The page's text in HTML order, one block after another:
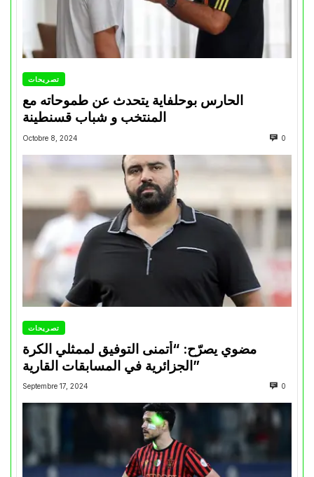
تصريحات
الحارس بوحلفاية يتحدث عن طموحاته مع
المنتخب و شباب قسنطينة
Octobre 8, 2024 0
تصريحات
مضوي يصرّح: “أتمنى التوفيق لممثلي الكرة
الجزائرية في المسابقات القارية”
Septembre 17, 2024 0